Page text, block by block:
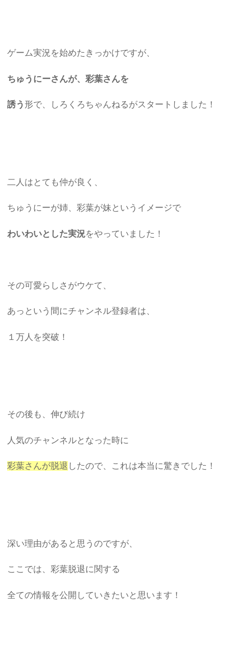
ゲーム実況を始めたきっかけですが、
ちゅうにーさんが、彩葉さんを
誘う 形で、しろくろちゃんねるがスタートしました！
二人はとても仲が良く、
ちゅうにーが姉、彩葉が妹というイメージで
わいわいとした実況をやっていました！
その可愛らしさがウケて、
あっという間にチャンネル登録者は、
１万人を突破！
その後も、伸び続け
人気のチャンネルとなった時に
彩葉さんが脱退 したので、これは本当に驚きでした！
深い理由があると思うのですが、
ここでは、彩葉脱退に関する
全ての情報を公開していきたいと思います！